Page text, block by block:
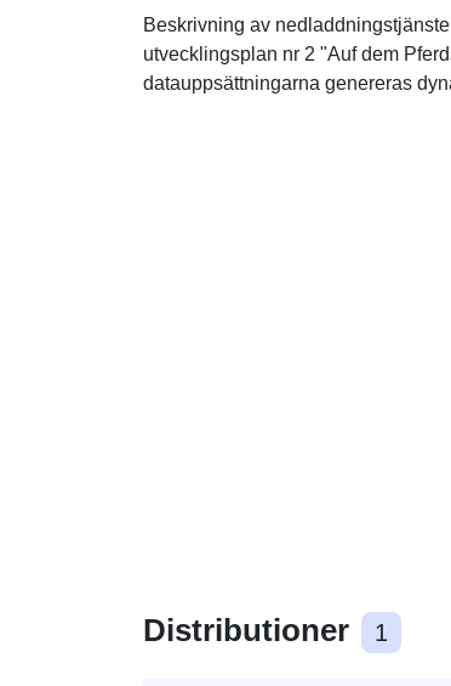
Beskrivning av
utvecklingsplan nr 2 "Auf dem
datauppsättningarna genereras
Distributioner 1